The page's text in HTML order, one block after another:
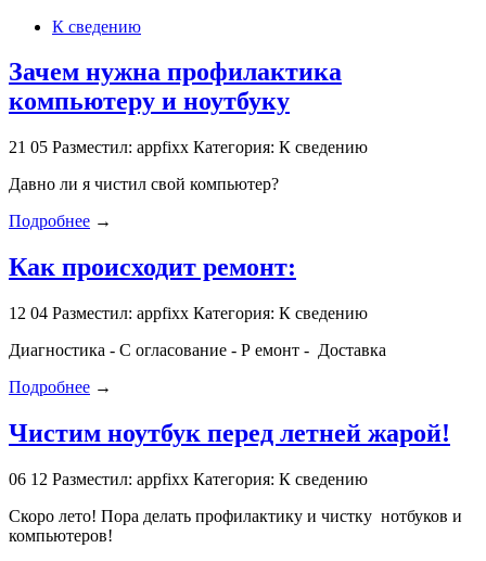
К сведению
Зачем нужна профилактика
компьютеру и ноутбуку
21 05 Разместил: appfixx Категория: К сведению
Давно ли я чистил свой компьютер?
Подробнее →
Как происходит ремонт:
12 04 Разместил: appfixx Категория: К сведению
Диагностика - С огласование - Р емонт - Доставка
Подробнее →
Чистим ноутбук перед летней жарой!
06 12 Разместил: appfixx Категория: К сведению
Скоро лето! Пора делать профилактику и чистку нотбуков и
компьютеров!